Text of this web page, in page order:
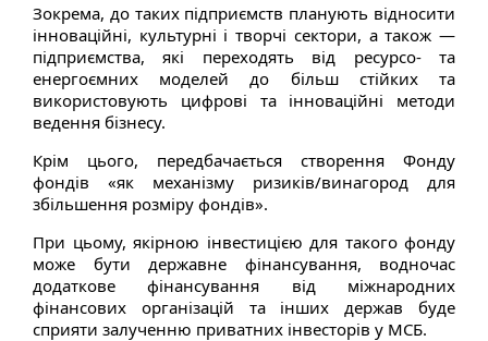
Зокрема, до таких підприємств планують відносити
інноваційні, культурні і творчі сектори, а також —
підприємства, які переходять від ресурсо- та
енергоємних моделей до більш стійких та
використовують цифрові та інноваційні методи
ведення бізнесу.
Крім цього, передбачається створення Фонду
фондів «як механізму ризиків/винагород для
збільшення розміру фондів».
При цьому, якірною інвестицією для такого фонду
може бути державне фінансування, водночас
додаткове фінансування від міжнародних
фінансових організацій та інших держав буде
сприяти залученню приватних інвесторів у МСБ.